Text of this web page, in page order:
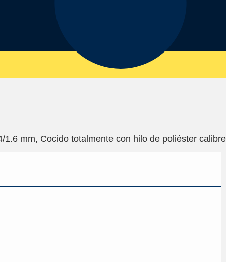
mm, Cocido totalmente con hilo de poliéster calibre